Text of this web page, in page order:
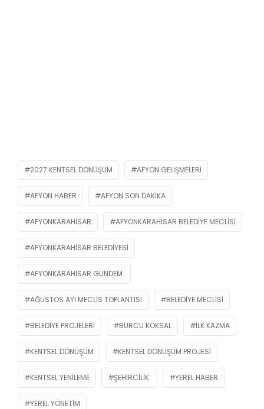
2027 KENTSEL DÖNÜŞÜM AFYON GELIŞMELERI
AFYON HABER AFYON SON DAKIKA
AFYONKARAHISAR AFYONKARAHISAR BELEDIYE MECLISI
AFYONKARAHISAR BELEDIYESI
AFYONKARAHISAR GÜNDEM.
AĞUSTOS AYI MECLIS TOPLANTISI BELEDIYE MECLISI
BELEDIYE PROJELERI BURCU KÖKSAL ILK KAZMA
KENTSEL DÖNÜŞÜM KENTSEL DÖNÜŞÜM PROJESI
KENTSEL YENILEME ŞEHIRCILIK. YEREL HABER
YEREL YÖNETIM